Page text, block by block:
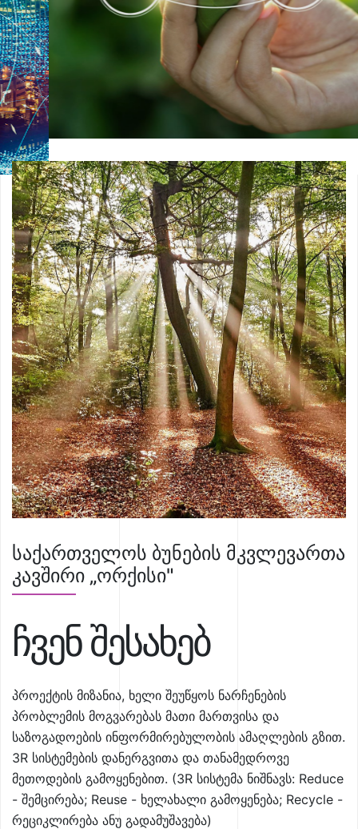
საქართველოს ბუნების მკვლევართა
კავშირი „ორქისი"
ჩვენ შესახებ
პროექტის მიზანია, ხელი შეუწყოს ნარჩენების
პრობლემის მოგვარებას მათი მართვისა და
საზოგადოების ინფორმირებულობის ამაღლების გზით.
3R სისტემების დანერგვითა და თანამედროვე
მეთოდების გამოყენებით. (3R სისტემა ნიშნავს: Reduce
- შემცირება; Reuse - ხელახალი გამოყენება; Recycle -
რეციკლირება ანუ გადამუშავება)